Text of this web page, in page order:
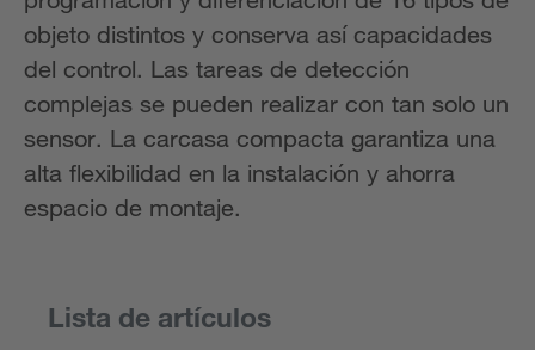
objeto distintos y conserva así capacidades
del control. Las tareas de detección
complejas se pueden realizar con tan solo un
sensor. La carcasa compacta garantiza una
alta flexibilidad en la instalación y ahorra
espacio de montaje.
Lista de artículos